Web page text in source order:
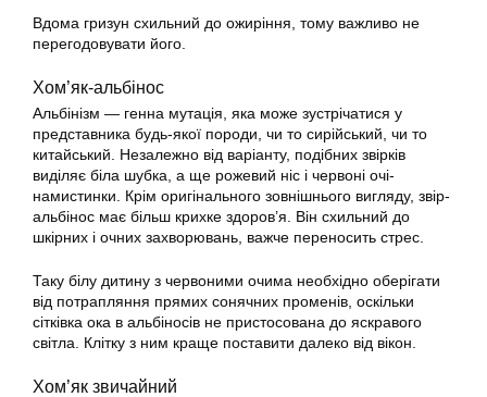
Вдома гризун схильний до ожиріння, тому важливо не
перегодовувати його.
Хом’як-альбінос
Альбінізм — генна мутація, яка може зустрічатися у
представника будь-якої породи, чи то сирійський, чи то
китайський. Незалежно від варіанту, подібних звірків
виділяє біла шубка, а ще рожевий ніс і червоні очі-
намистинки. Крім оригінального зовнішнього вигляду, звір-
альбінос має більш крихке здоров’я. Він схильний до
шкірних і очних захворювань, важче переносить стрес.
Таку білу дитину з червоними очима необхідно оберігати
від потрапляння прямих сонячних променів, оскільки
сітківка ока в альбіносів не пристосована до яскравого
світла. Клітку з ним краще поставити далеко від вікон.
Хом’як звичайний